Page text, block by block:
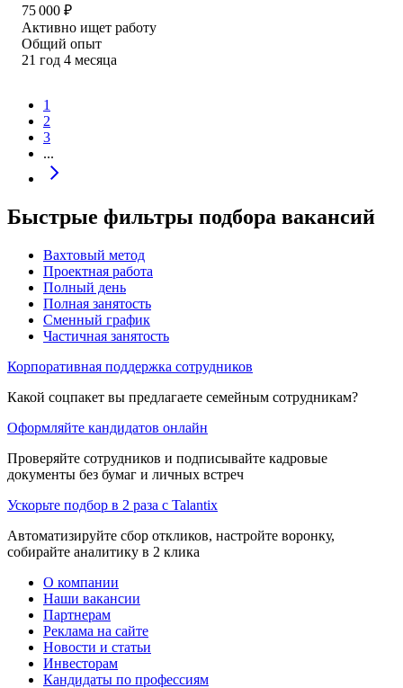
75 000 ₽
Активно ищет работу
Общий опыт
21 год 4 месяца
1
2
3
...
Быстрые фильтры подбора вакансий
Вахтовый метод
Проектная работа
Полный день
Полная занятость
Сменный график
Частичная занятость
Корпоративная поддержка сотрудников
Какой соцпакет вы предлагаете семейным сотрудникам?
Оформляйте кандидатов онлайн
Проверяйте сотрудников и подписывайте кадровые
документы без бумаг и личных встреч
Ускорьте подбор в 2 раза с Talantix
Автоматизируйте сбор откликов, настройте воронку,
собирайте аналитику в 2 клика
О компании
Наши вакансии
Партнерам
Реклама на сайте
Новости и статьи
Инвесторам
Кандидаты по профессиям